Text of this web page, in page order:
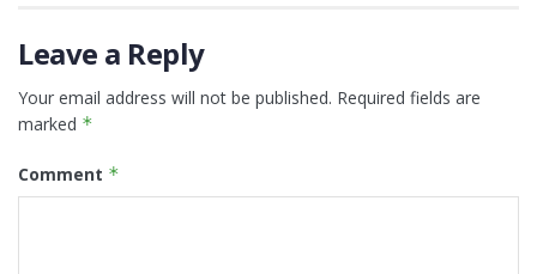
Leave a Reply
Your email address will not be published. Required fields are
marked *
Comment *